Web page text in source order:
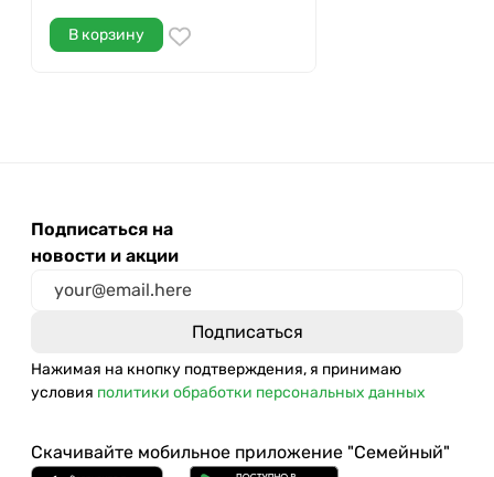
В корзину
Подписаться на
новости и акции
Нажимая на кнопку подтверждения, я принимаю
условия политики обработки персональных данных
Скачивайте мобильное приложение "Семейный"